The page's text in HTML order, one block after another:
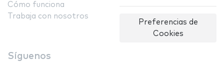
Cómo funciona
Trabaja con nosotros
Preferencias de
Cookies
Síguenos